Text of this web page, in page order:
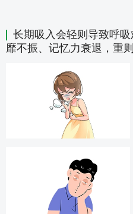
长期吸入会轻则导致呼
靡不振、记忆力衰退，重